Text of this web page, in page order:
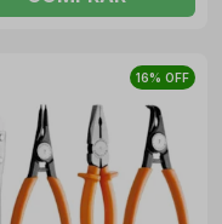
16% OFF